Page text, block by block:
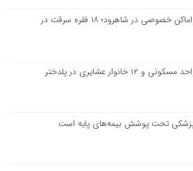
دستگیری سارق اماکن خصوصی در شاهرود؛ ۱۸ فقره سرقت در